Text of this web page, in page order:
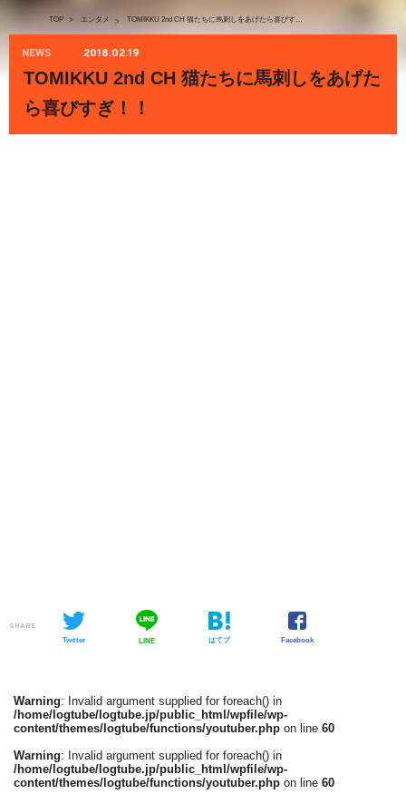
TOP > エンタメ > TOMIKKU 2nd CH 猫たちに馬刺しをあげたら喜びすぎ！！
NEWS 2018.02.19
TOMIKKU 2nd CH 猫たちに馬刺しをあげた
ら喜びすぎ！！
SHARE
Twitter LINE はてブ Facebook
Warning: Invalid argument supplied for foreach() in
/home/logtube/logtube.jp/public_html/wpfile/wp-
content/themes/logtube/functions/youtuber.php on line 60
Warning: Invalid argument supplied for foreach() in
/home/logtube/logtube.jp/public_html/wpfile/wp-
content/themes/logtube/functions/youtuber.php on line 60